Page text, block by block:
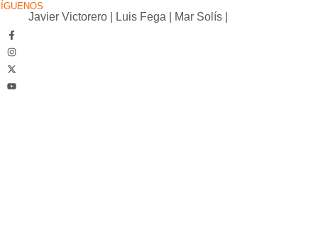
Javier Victorero Luis Fega Mar Solís